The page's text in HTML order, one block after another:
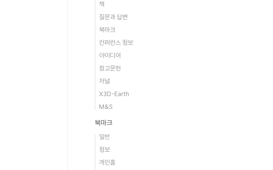
책
질문과 답변
북마크
컨퍼런스 정보
아이디어
참고문헌
저널
X3D-Earth
M&S
북마크
일반
정보
개인홈